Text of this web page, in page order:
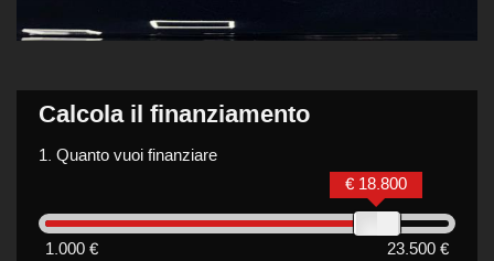
Calcola il finanziamento
1. Quanto vuoi finanziare
1.000 € 23.500 €
€ 18.800